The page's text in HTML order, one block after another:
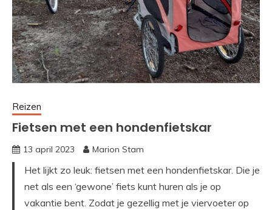
Reizen
Fietsen met een hondenfietskar
13 april 2023 Marion Stam
Het lijkt zo leuk: fietsen met een hondenfietskar. Die je
net als een ‘gewone’ fiets kunt huren als je op
vakantie bent. Zodat je gezellig met je viervoeter op